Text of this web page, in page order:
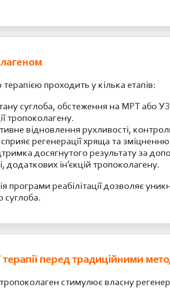
проходить у кілька етапів:
суглоба, обстеження на МРТ або
тропоколагену.
відновлення рухливості,
регенерації хряща та
досягнутого результату за
додаткових ін’єкцій тропоколагену.
програми реабілітації дозволяє
суглоба.
перед традиційними
стимулює власну